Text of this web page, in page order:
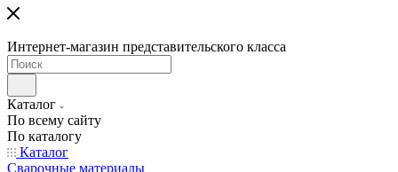
Интернет-магазин представительского класса
Каталог
По всему сайту
По каталогу
Каталог
Сварочные материалы